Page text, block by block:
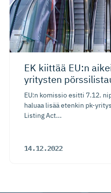
EK kiittää EU:n
yritysten
EU:n komissio esitti 7.12.
haluaa lisää etenkin pk-
Listing Act...
14.12.2022